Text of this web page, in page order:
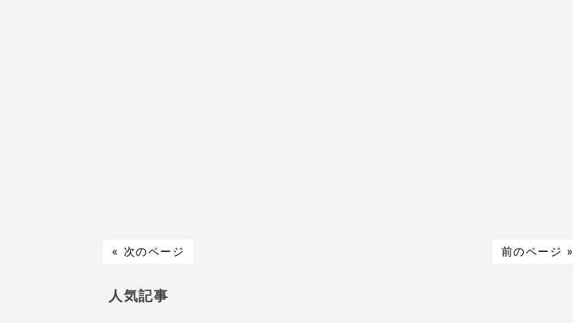
« 次のページ 前のページ »
人気記事